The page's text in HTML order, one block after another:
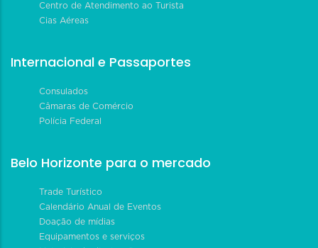
Centro de Atendimento ao Turista
Cias Aéreas
Internacional e Passaportes
Consulados
Câmaras de Comércio
Polícia Federal
Belo Horizonte para o mercado
Trade Turístico
Calendário Anual de Eventos
Doação de mídias
Equipamentos e serviços